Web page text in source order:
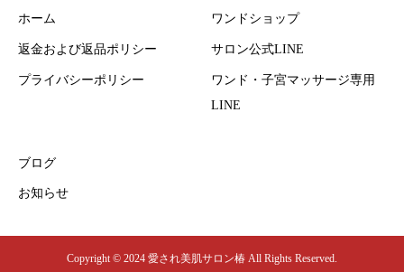
ホーム
返金および返品ポリシー
プライバシーポリシー
ワンドショップ
サロン公式LINE
ワンド・子宮マッサージ専用
LINE
ブログ
お知らせ
Copyright © 2024 愛され美肌サロン椿 All Rights Reserved.